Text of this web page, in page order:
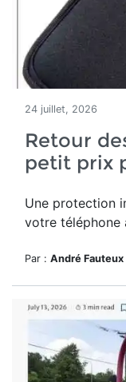
24 juillet, 2026
Retour
petit prix
Une protection
votre téléphone
Par : André Fauteux